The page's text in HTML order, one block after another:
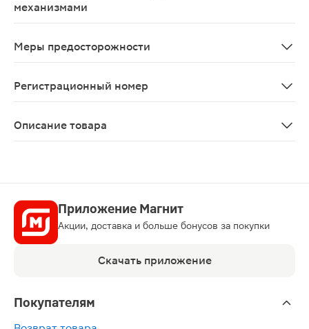
механизмами
Меры предосторожности
Регистрационный номер
Описание товара
Приложение Магнит
Акции, доставка и больше бонусов за покупки
Скачать приложение
Покупателям